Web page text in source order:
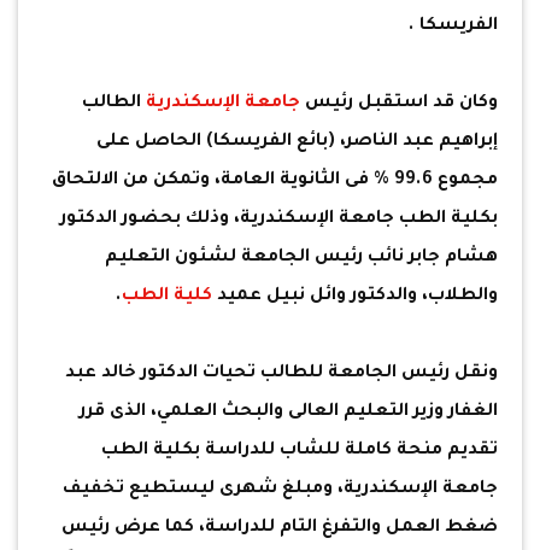
الفريسكا .
وكان قد استقبل رئيس جامعة الإسكندرية الطالب
إبراهيم عبد الناصر، (بائع الفريسكا) الحاصل على
مجموع 99.6 % فى الثانوية العامة، وتمكن من الالتحاق
بكلية الطب جامعة الإسكندرية، وذلك بحضور الدكتور
هشام جابر نائب رئيس الجامعة لشئون التعليم
والطلاب، والدكتور وائل نبيل عميد كلية الطب.
ونقل رئيس الجامعة للطالب تحيات الدكتور خالد عبد
الغفار وزير التعليم العالى والبحث العلمي، الذى قرر
تقديم منحة كاملة للشاب للدراسة بكلية الطب
جامعة الإسكندرية، ومبلغ شهرى ليستطيع تخفيف
ضغط العمل والتفرغ التام للدراسة، كما عرض رئيس